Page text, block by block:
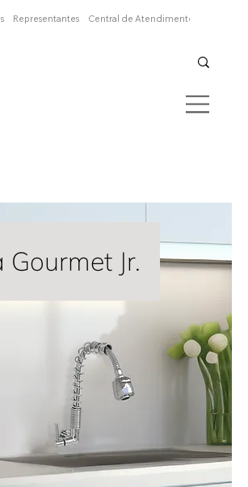
Representantes Central de Atendimento
Gourmet Jr.